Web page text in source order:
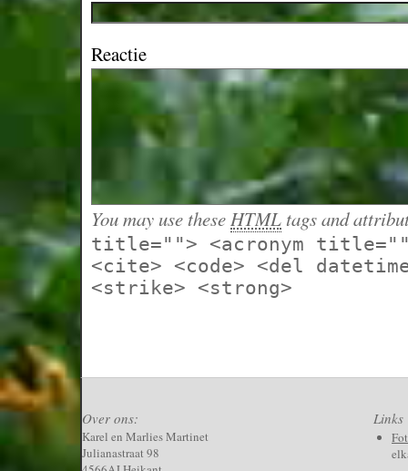
Reactie
You may use theseHTML tags and
title=""> <acronym
<cite> <code> <del
<strike> <strong>
Over ons:
Karel en Marlies Martinet
Julianastraat 98
Links